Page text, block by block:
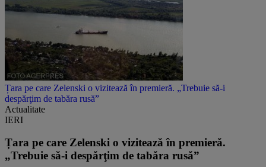
Țara pe care Zelenski o vizitează în premieră. „Trebuie să-i
despărţim de tabăra rusă”
Actualitate
IERI
Țara pe care Zelenski o vizitează în premieră.
„Trebuie să-i despărţim de tabăra rusă”